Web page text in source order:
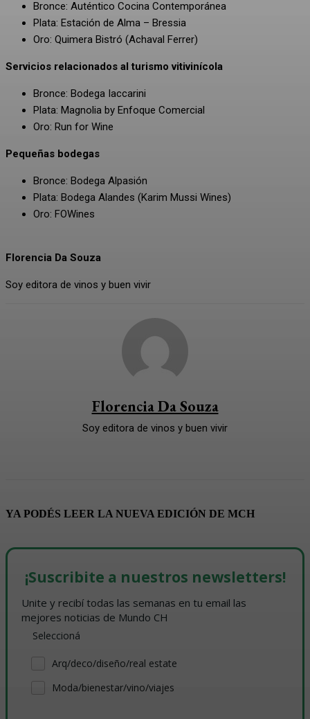
Bronce: Auténtico Cocina Contemporánea
Plata: Estación de Alma – Bressia
Oro: Quimera Bistró (Achaval Ferrer)
Servicios relacionados al turismo vitivinícola
Bronce: Bodega Iaccarini
Plata: Magnolia by Enfoque Comercial
Oro: Run for Wine
Pequeñas bodegas
Bronce: Bodega Alpasión
Plata: Bodega Alandes (Karim Mussi Wines)
Oro: FOWines
Florencia Da Souza
Soy editora de vinos y buen vivir
Florencia Da Souza
Soy editora de vinos y buen vivir
YA PODÉS LEER LA NUEVA EDICIÓN DE MCH
¡Suscribite a nuestros newsletters!
Unite y recibí todas las semanas en tu email las
mejores noticias de Mundo CH
Seleccioná
Arq/deco/diseño/real estate
Moda/bienestar/vino/viajes